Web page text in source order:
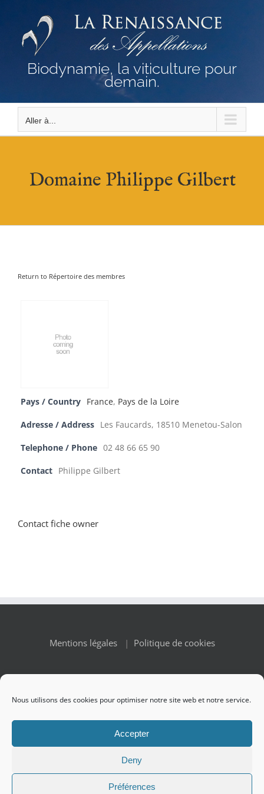
Nous utilisons des cookies pour optimiser notre site web et notre service.
Accepter
Deny
Préférences
contenu
Biodynamie, la viticulture pour
demain.
Aller à...
Domaine Philippe Gilbert
Return to Répertoire des membres
Pays / Country France, Pays de la Loire
Adresse / Address Les Faucards, 18510 Menetou-Salon
Telephone / Phone 02 48 66 65 90
Contact Philippe Gilbert
Contact fiche owner
Mentions légales| Politique de cookies
2026 Renaissance des Appellations | All
Rights Reserved
Facebook
X